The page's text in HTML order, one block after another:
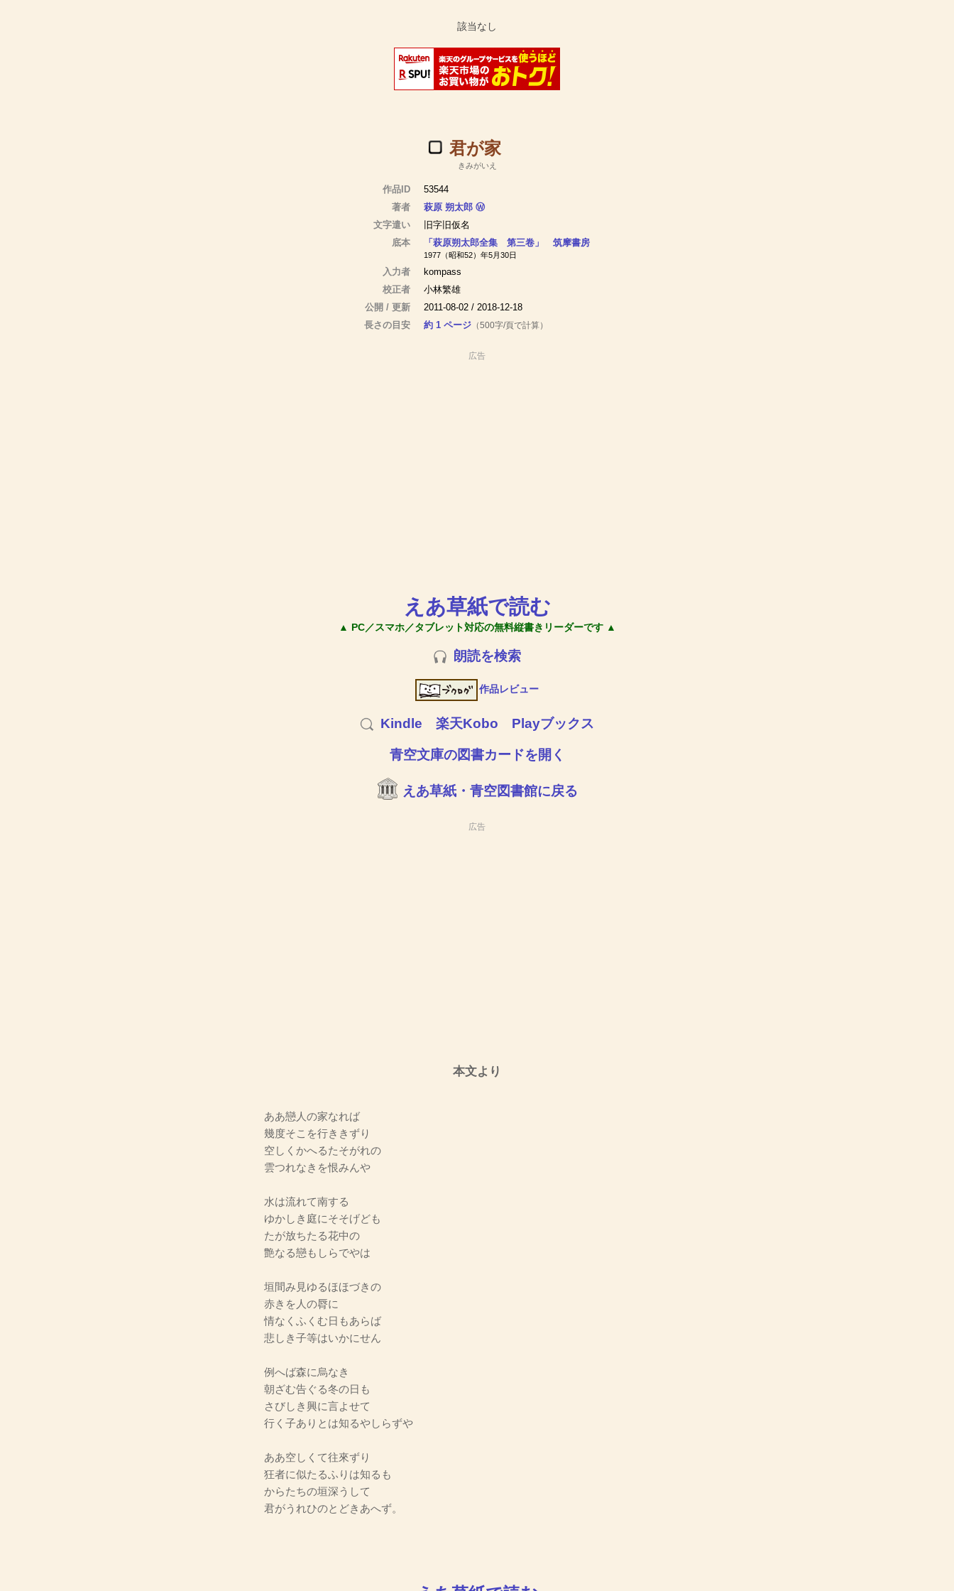
君が家
きみがいえ
作品ID
53544
著者
萩原 朔太郎 Ⓦ
文字遣い
旧字旧仮名
底本
「萩原朔太郎全集 第三卷」 筑摩書房
1977（昭和52）年5月30日
入力者
kompass
校正者
小林繁雄
公開 / 更新
2011-08-02 / 2018-12-18
長さの目安
約 1 ページ （500字/頁で計算）
広告
えあ草紙で読む
▲ PC／スマホ／タブレット対応の無料縦書きリーダーです ▲
朗読を検索
作品レビュー
Kindle 楽天Kobo Playブックス
青空文庫の図書カードを開く
えあ草紙・青空図書館に戻る
広告
本文より
ああ戀人の家なれば
幾度そこを行ききずり
空しくかへるたそがれの
雲つれなきを恨みんや
水は流れて南する
ゆかしき庭にそそげども
たが放ちたる花中の
艶なる戀もしらでやは
垣間み見ゆるほほづきの
赤きを人の脣に
情なくふくむ日もあらば
悲しき子等はいかにせん
例へば森に烏なき
朝ざむ告ぐる冬の日も
さびしき興に言よせて
行く子ありとは知るやしらずや
ああ空しくて往來ずり
狂者に似たるふりは知るも
からたちの垣深うして
君がうれひのとどきあへず。